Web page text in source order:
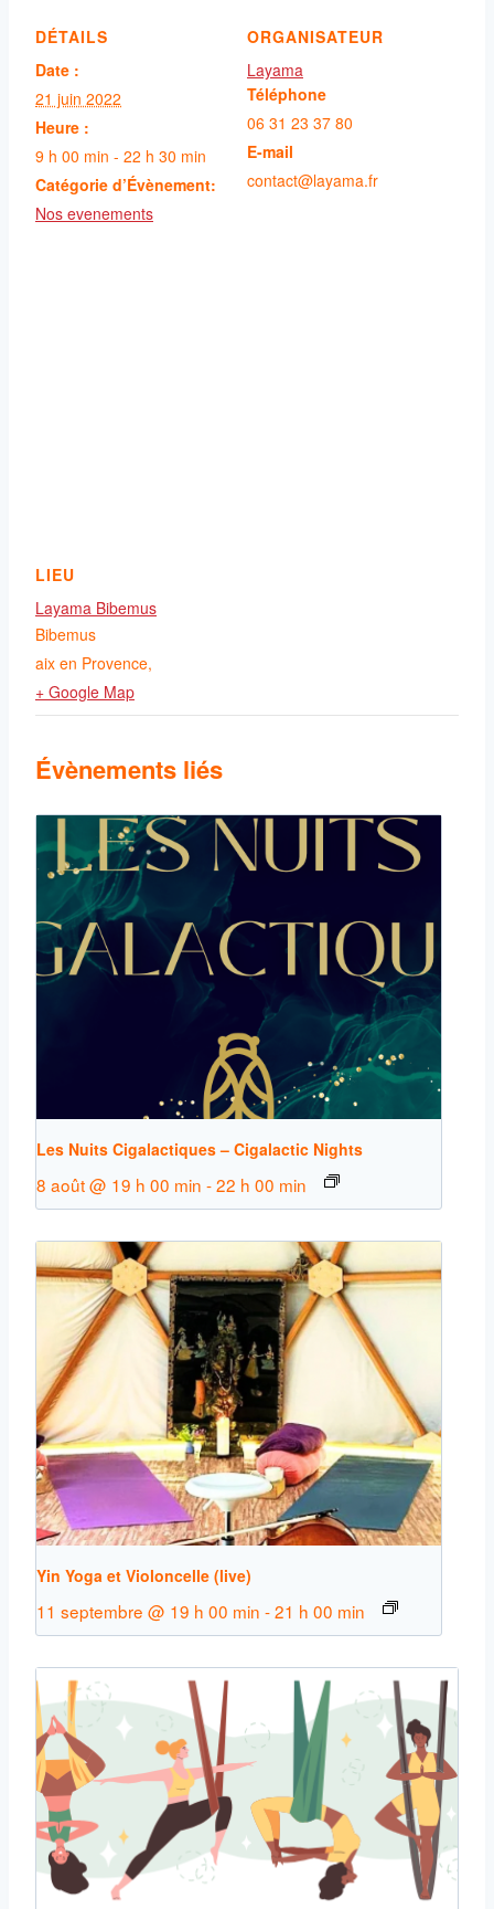
DÉTAILS
Date :
21 juin 2022
Heure :
9 h 00 min - 22 h 30 min
Catégorie d’Évènement:
Nos evenements
ORGANISATEUR
Layama
Téléphone
06 31 23 37 80
E-mail
contact@layama.fr
LIEU
Layama Bibemus
Bibemus
aix en Provence,
+ Google Map
Évènements liés
Les Nuits Cigalactiques – Cigalactic Nights
8 août @ 19 h 00 min -22 h 00 min
Yin Yoga et Violoncelle (live)
11 septembre @ 19 h 00 min -21 h 00 min